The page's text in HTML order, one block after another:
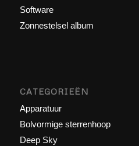
Software
Zonnestelsel album
CATEGORIEËN
Apparatuur
Bolvormige sterrenhoop
Deep Sky